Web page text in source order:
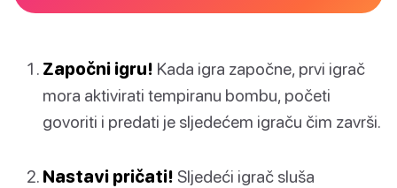
Započni igru! Kada igra započne, prvi igrač
mora aktivirati tempiranu bombu, početi
govoriti i predati je sljedećem igraču čim završi.
Nastavi pričati! Sljedeći igrač sluša